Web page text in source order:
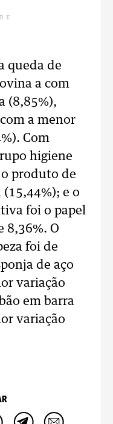
queda de
a com
(8,85%),
a menor
Com
higiene
produto de
e o
foi o papel
8,36%. O
foi de
de aço
variação
em barra
variação